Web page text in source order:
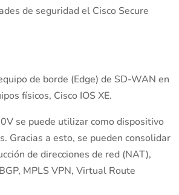
de seguridad el Cisco Secure
de borde (Edge) de SD-WAN en
físicos, Cisco IOS XE.
se puede utilizar como dispositivo
Gracias a esto, se pueden consolidar
de direcciones de red (NAT),
MPLS VPN, Virtual Route